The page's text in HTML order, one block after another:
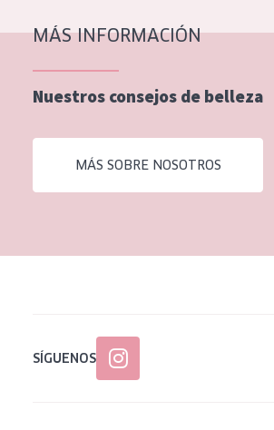
MÁS INFORMACIÓN
Nuestros consejos de belleza
MÁS SOBRE NOSOTROS
SÍGUENOS